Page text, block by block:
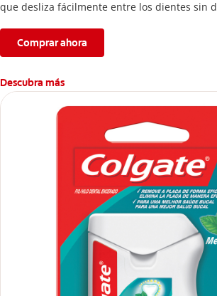
que desliza fácilmente entre los dientes sin
Comprar ahora
Descubra más